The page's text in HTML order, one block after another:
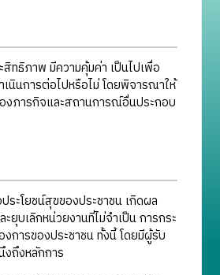
ทธิภาพ มีความคุ้มค่า เป็นไปเพื่อ
นินการต่อไปหรือไม่ โดยพิจารณาให้
งภารกิจและสถานการณ์อื่นประกอบ
ระโยชน์สุขของประชาชน เกิดผล
บเลิกหน่วยงานที่ไม่จำเป็น การกระ
การของประชาชน ทั้งนี้ โดยมีผู้รับ
ถึงหลักการ